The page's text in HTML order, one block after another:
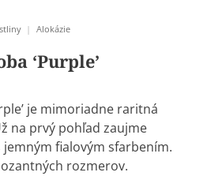
| Alokázie
‘Purple’
je mimoriadne raritná
na prvý pohľad zaujme
fialovým sfarbením.
rozmerov.